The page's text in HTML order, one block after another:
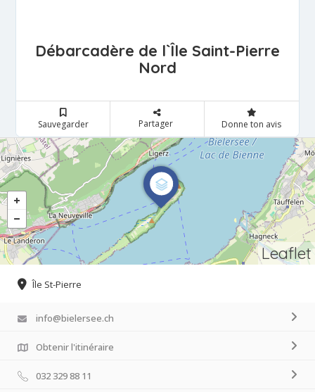
Débarcadère de l`Île Saint-Pierre
Nord
Sauvegarder Partager Donne ton avis
Leaflet
Île St-Pierre
info@bielersee.ch
Obtenir l'itinéraire
032 329 88 11